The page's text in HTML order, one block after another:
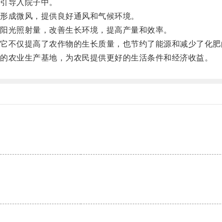
入院子中。
微风，提供良好通风和气候环境。
照射量，改善生长环境，提高产量和效率。
仅提高了农作物的生长质量，也节约了能源和减少了化肥
业生产基地，为农民提供更好的生活条件和经济收益。